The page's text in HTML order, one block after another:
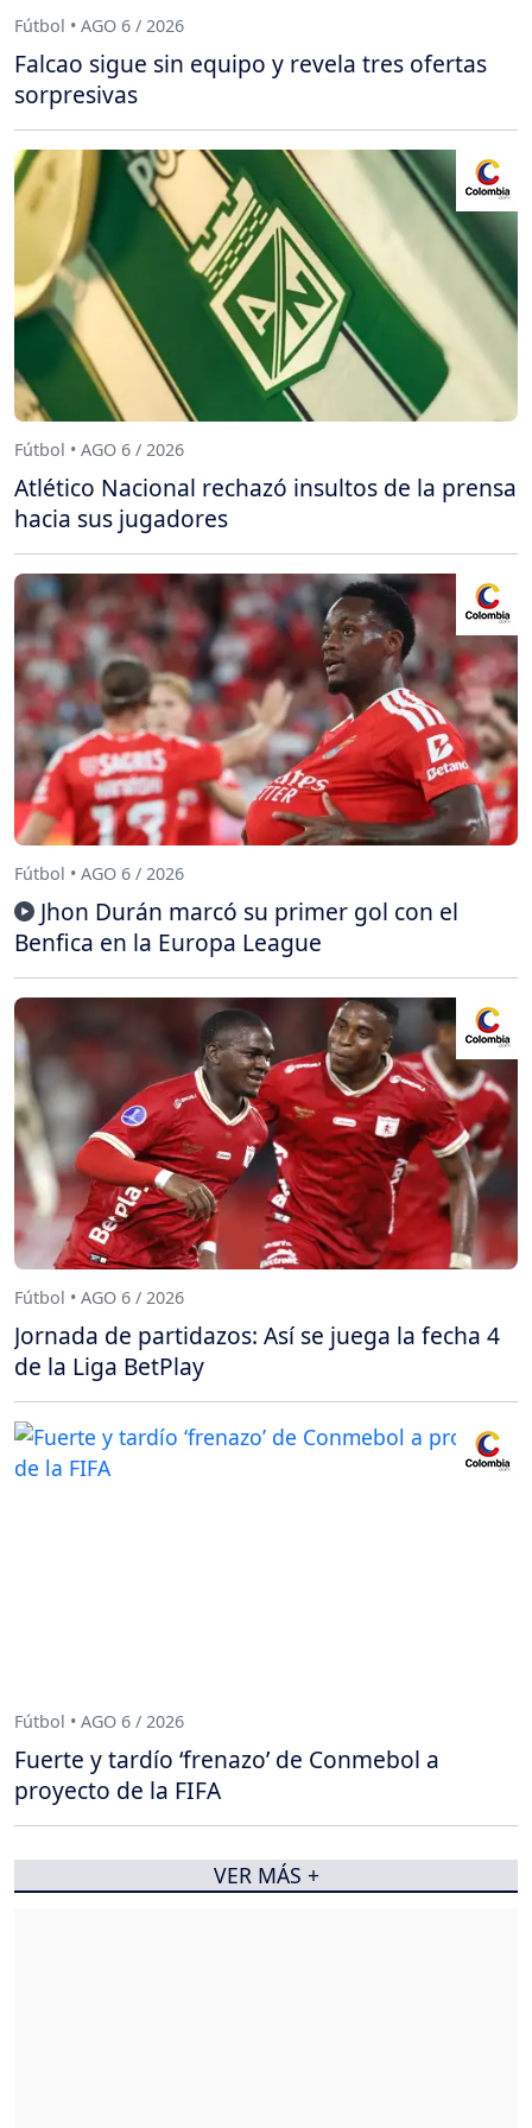
Fútbol • AGO 6 / 2026
Falcao sigue sin equipo y revela tres ofertas
sorpresivas
Fútbol • AGO 6 / 2026
Atlético Nacional rechazó insultos de la prensa
hacia sus jugadores
Fútbol • AGO 6 / 2026
Jhon Durán marcó su primer gol con el
Benfica en la Europa League
Fútbol • AGO 6 / 2026
Jornada de partidazos: Así se juega la fecha 4
de la Liga BetPlay
Fútbol • AGO 6 / 2026
Fuerte y tardío ‘frenazo’ de Conmebol a
proyecto de la FIFA
VER MÁS +